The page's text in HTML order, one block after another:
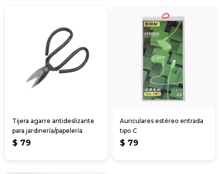
Tijera agarre antideslizante
para jardinería/papelería
$ 79
Auriculares estéreo entrada
tipo C
$ 79